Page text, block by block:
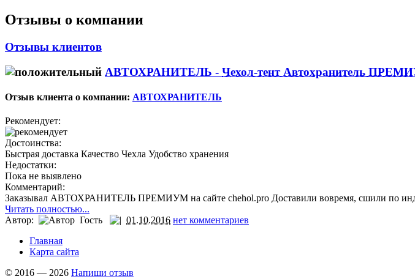
Отзывы о компании
Отзывы клиентов
АВТОХРАНИТЕЛЬ - Чехол-тент Автохранитель
Отзыв клиента о компании: АВТОХРАНИТЕЛЬ
Рекомендует:
Достоинства:
Быстрая доставка Качество Чехла Удобство хранения
Недостатки:
Пока не выявлено
Комментарий:
Заказывал АВТОХРАНИТЕЛЬ ПРЕМИУМ на сайте chehol.pro Доставили вовремя, сшили по
Читать полностью...
Автор:
Гость 01.10.2016 нет комментариев
Главная
Карта сайта
© 2016 — 2026 Напиши отзыв